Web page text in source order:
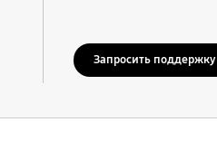
Запросить поддержку